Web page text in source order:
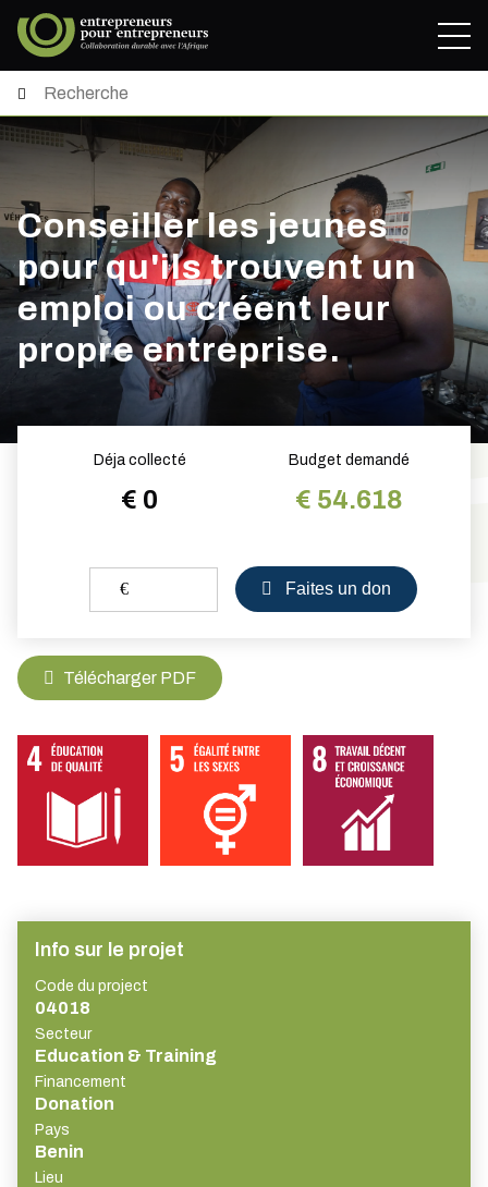
Conseiller les jeunes
pour qu'ils trouvent un
emploi ou créent leur
propre entreprise.
Déja collecté
€ 0
Budget demandé
€ 54.618
€ Faites un don
Télécharger PDF
Info sur le projet
Code du project
04018
Secteur
Education & Training
Financement
Donation
Pays
Benin
Lieu